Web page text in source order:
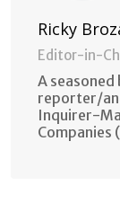
Ricky
Editor-in-
A
reporter/
Inquirer-
Companies